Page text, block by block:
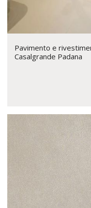
Pavimento e
Casalgrande Padana